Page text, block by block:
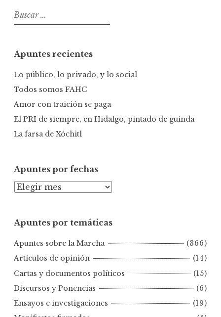
B
u
a
r
Apuntes recientes
Lo público, lo privado, y lo social
Todos somos FAHC
Amor con traición se paga
El PRI de siempre, en Hidalgo, pintado de guinda
La farsa de Xóchitl
Apuntes por fechas
A
n
e
s
p
r
f
Apuntes por temáticas
Apuntes sobre la Marcha
(366)
Artículos de opinión
(14)
Cartas y documentos políticos
(15)
Discursos y Ponencias
(6)
Ensayos e investigaciones
(19)